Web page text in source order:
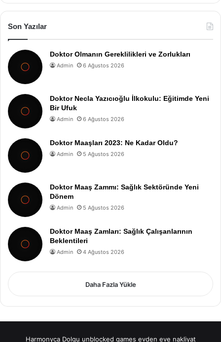
Son Yazılar
Doktor Olmanın Gereklilikleri ve Zorlukları
Admin 6 Ağustos 2026
Doktor Necla Yazıcıoğlu İlkokulu: Eğitimde Yeni
Bir Ufuk
Admin 6 Ağustos 2026
Doktor Maaşları 2023: Ne Kadar Oldu?
Admin 5 Ağustos 2026
Doktor Maaş Zammı: Sağlık Sektöründe Yeni
Dönem
Admin 5 Ağustos 2026
Doktor Maaş Zamları: Sağlık Çalışanlarının
Beklentileri
Admin 4 Ağustos 2026
Daha Fazla Yükle
Harmonyca Dolgu unblocked games evden eve nakliyat